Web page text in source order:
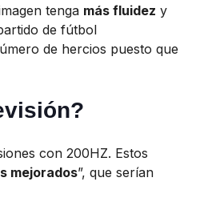
tenga más fluidez y
de fútbol
de hercios puesto que
con 200HZ. Estos
mejorados”, que serían